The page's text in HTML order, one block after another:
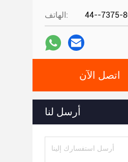
الهاتف: 44--7375-
اتصل الآن
أرسل لنا